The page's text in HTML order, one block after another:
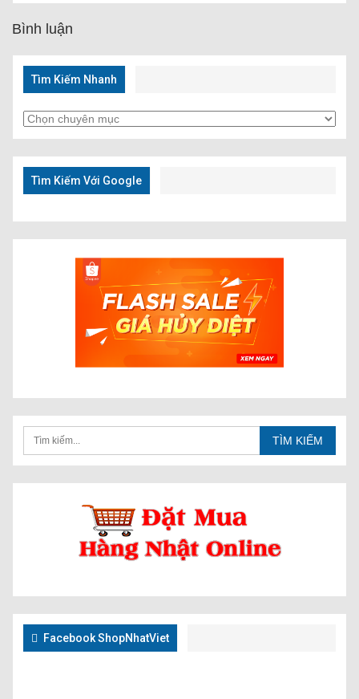
Bình luận
Tìm Kiếm Nhanh
Tìm
Kiếm
Nhanh
Tìm Kiếm Với Google
Facebook ShopNhatViet